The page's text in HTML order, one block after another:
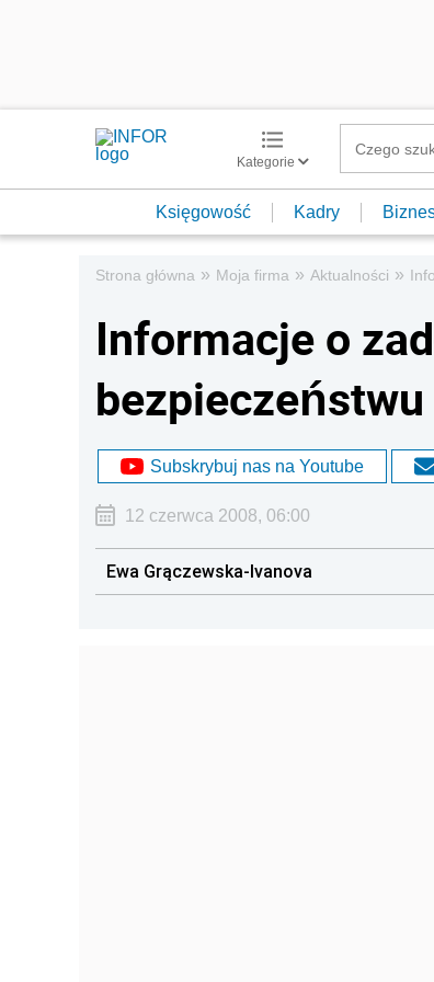
Kategorie
Księgowość Kadry
Strona główna » Moja firma » Aktualności »
Informacje o
bezpieczeństwu
Subskrybuj nas na Youtube
12 czerwca 2008, 06:00
Ewa Grączewska-Ivanova